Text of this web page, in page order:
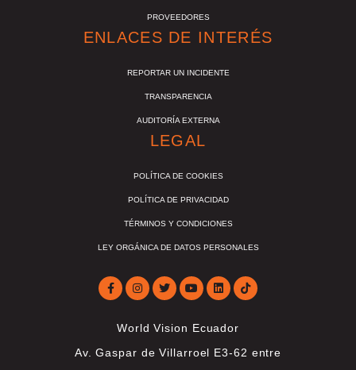
PROVEEDORES
ENLACES DE INTERÉS
REPORTAR UN INCIDENTE
TRANSPARENCIA
AUDITORÍA EXTERNA
LEGAL
POLÍTICA DE COOKIES
POLÍTICA DE PRIVACIDAD
TÉRMINOS Y CONDICIONES
LEY ORGÁNICA DE DATOS PERSONALES
World Vision Ecuador
Av. Gaspar de Villarroel E3-62 entre